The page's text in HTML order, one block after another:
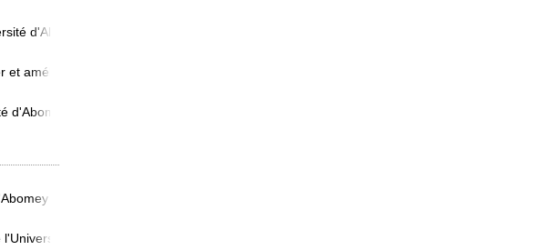
d'Abomey-Calavi. Je rêve
améliorer mes compétences en
d'Abomey Calavi ( U
Calavi (UAC) du Béni
d'Abomey -calavi(U